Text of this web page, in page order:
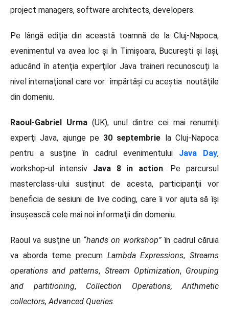
project managers, software architects, developers.
Pe lângă ediţia din această toamnă de la Cluj-Napoca,
evenimentul va avea loc şi în Timişoara, Bucureşti şi Iaşi,
aducând în atenţia experţilor Java traineri recunoscuţi la
nivel internaţional care vor împărtăşi cu aceştia noutăţile
din domeniu.
Raoul-Gabriel Urma (UK), unul dintre cei mai renumiţi
experţi Java, ajunge pe 30 septembrie la Cluj-Napoca
pentru a susţine în cadrul evenimentului Java Day,
workshop-ul intensiv Java 8 in action. Pe parcursul
masterclass-ului susţinut de acesta, participanţii vor
beneficia de sesiuni de live coding, care îi vor ajuta să îşi
însuşească cele mai noi informaţii din domeniu.
Raoul va susţine un “hands on workshop”în cadrul căruia
va aborda teme precum Lambda Expressions,Streams
operations and patterns, Stream Optimization, Grouping
and partitioning, Collection Operations, Arithmetic
collectors, Advanced Queries.